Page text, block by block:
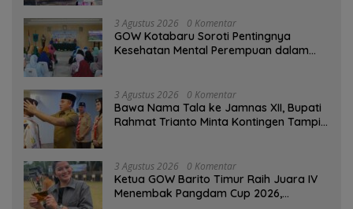
3 Agustus 2026 0 Komentar
GOW Kotabaru Soroti Pentingnya
Kesehatan Mental Perempuan dalam
3 Agustus 2026 0 Komentar
Bawa Nama Tala ke Jamnas XII, Bupati
Rahmat Trianto Minta Kontingen Tampil
3 Agustus 2026 0 Komentar
Ketua GOW Barito Timur Raih Juara IV
Menembak Pangdam Cup 2026,